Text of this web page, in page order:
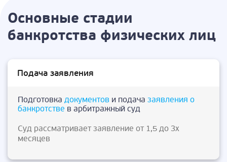
Основные стадии
банкротства физических лиц
Подача заявления
Подготовка документов и подача заявления о
банкротстве в арбитражный суд
Суд рассматривает заявление от 1,5 до 3х
месяцев